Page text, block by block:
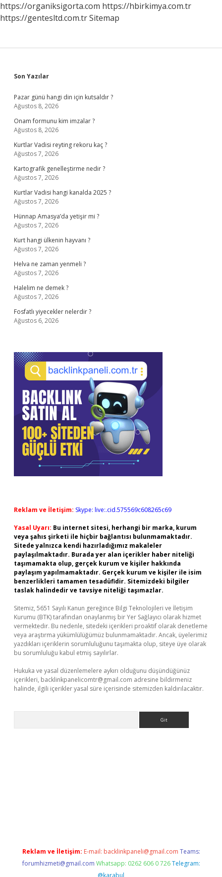
Indirilmiştir
https://organiksigorta.com https://hbirkimya.com.tr
https://gentesltd.com.trSitemap
Sidebar
Son Yazılar
Pazar günü hangi din için kutsaldır ?
Ağustos 8, 2026
Onam formunu kim imzalar ?
Ağustos 8, 2026
Kurtlar Vadisi reyting rekoru kaç ?
Ağustos 7, 2026
Kartografik genelleştirme nedir ?
Ağustos 7, 2026
Kurtlar Vadisi hangi kanalda 2025 ?
Ağustos 7, 2026
Hünnap Amasya’da yetişir mi ?
Ağustos 7, 2026
Kurt hangi ülkenin hayvanı ?
Ağustos 7, 2026
Helva ne zaman yenmeli ?
Ağustos 7, 2026
Halelim ne demek ?
Ağustos 7, 2026
Fosfatlı yiyecekler nelerdir ?
Ağustos 6, 2026
Reklam ve İletişim: Skype: live:.cid.575569c608265c69
Yasal Uyarı: Bu internet sitesi, herhangi bir marka, kurum
veya şahıs şirketi ile hiçbir bağlantısı bulunmamaktadır.
Sitede yalnızca kendi hazırladığımız makaleler
paylaşılmaktadır. Burada yer alan içerikler haber niteliği
taşımamakta olup, gerçek kurum ve kişiler hakkında
paylaşım yapılmamaktadır. Gerçek kurum ve kişiler ile isim
benzerlikleri tamamen tesadüfidir. Sitemizdeki bilgiler
taslak halindedir ve tavsiye niteliği taşımazlar.
Sitemiz, 5651 Sayılı Kanun gereğince Bilgi Teknolojileri ve İletişim
Kurumu (BTK) tarafından onaylanmış bir Yer Sağlayıcı olarak hizmet
vermektedir. Bu nedenle, sitedeki içerikleri proaktif olarak denetleme
veya araştırma yükümlülüğümüz bulunmamaktadır. Ancak, üyelerimiz
yazdıkları içeriklerin sorumluluğunu taşımakta olup, siteye üye olarak
bu sorumluluğu kabul etmiş sayılırlar.
Hukuka ve yasal düzenlemelere aykırı olduğunu düşündüğünüz
içerikleri, backlinkpanelicomtr@gmail.com adresine bildirmeniz
halinde, ilgili içerikler yasal süre içerisinde sitemizden kaldırılacaktır.
Reklam ve İletişim: E-mail: backlinkpaneli@gmail.com Teams:
forumhizmeti@gmail.com Whatsapp: 0262 606 0 726 Telegram:
@karabul